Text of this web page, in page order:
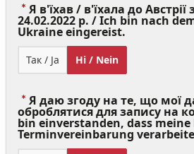
Я в'їхав / в'їхала до Австрії
24.02.2022 р. / Ich bin nach
Ukraine eingereist.
Required)
Так / Ja Ні / Nein
Я даю згоду на те, що мої
оброблятися для запису на
bin einverstanden, dass
Terminvereinbarung